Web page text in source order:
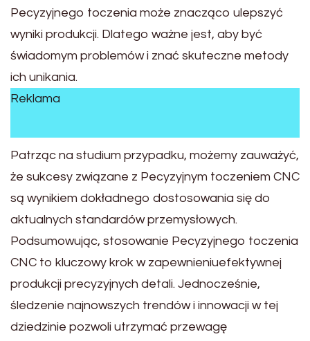
Pecyzyjnego toczenia może znacząco ulepszyć
wyniki produkcji. Dlatego ważne jest, aby być
świadomym problemów i znać skuteczne metody
ich unikania.
Reklama
Patrząc na studium przypadku, możemy zauważyć,
że sukcesy związane z Pecyzyjnym toczeniem CNC
są wynikiem dokładnego dostosowania się do
aktualnych standardów przemysłowych.
Podsumowując, stosowanie Pecyzyjnego toczenia
CNC to kluczowy krok w zapewnieniuefektywnej
produkcji precyzyjnych detali. Jednocześnie,
śledzenie najnowszych trendów i innowacji w tej
dziedzinie pozwoli utrzymać przewagę